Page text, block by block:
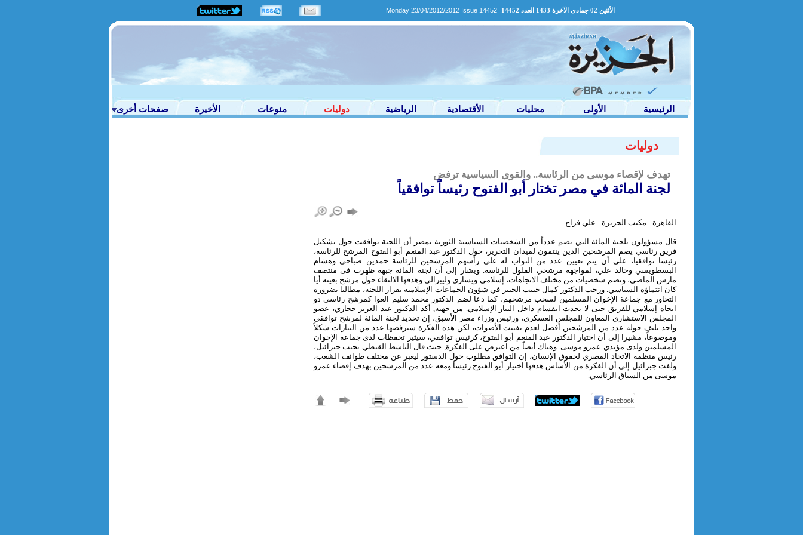
Monday 23/04/2012/2012 Issue 14452 14452 الأثنين 02 جمادى الآخرة 1433 العدد
صفحات أخرى الأخيرة منوعات دوليات الرياضية الأقتصادية محليات الأولى الرئيسية
دوليات
تهدف لإقصاء موسى من الرئاسة.. والقوى السياسية ترفض
لجنة المائة في مصر تختار أبو الفتوح رئيساً توافقياً
القاهرة - مكتب الجزيرة - علي فراج:
قال مسؤولون بلجنة المائة التي تضم عدداً من الشخصيات السياسية الثورية بمصر أن اللجنة توافقت حول تشكيل
فريق رئاسي يضم المرشحين الذين ينتمون لميدان التحرير، حول الدكتور عبد المنعم أبو الفتوح المرشح للرئاسة،
رئيسا توافقيا، على أن يتم تعيين عدد من النواب له على رأسهم المرشحين للرئاسة حمدين صباحي وهشام
البسطويسي وخالد علي، لمواجهة مرشحي الفلول للرئاسة. ويشار إلى أن لجنة المائة جبهة ظهرت فى منتصف
مارس الماضي، وتضم شخصيات من مختلف الاتجاهات، إسلامي ويساري وليبرالي وهدفها الالتقاء حول مرشح بعينه أيا
كان انتماؤه السياسي. ورحب الدكتور كمال حبيب الخبير في شؤون الجماعات الإسلامية بقرار اللجنة، مطالبا بضرورة
التحاور مع جماعة الإخوان المسلمين لسحب مرشحهم، كما دعا لضم الدكتور محمد سليم العوا كمرشح رئاسي ذو
اتجاه إسلامي للفريق حتى لا يحدث انقسام داخل التيار الإسلامي. من جهته, أكد الدكتور عبد العزيز حجازي، عضو
المجلس الاستشاري المعاون للمجلس العسكري، ورئيس وزراء مصر الأسبق، إن تحديد لجنة المائة لمرشح توافقي
واحد يلتف حوله عدد من المرشحين أفضل لعدم تفتيت الأصوات، لكن هذه الفكرة سيرفضها عدد من التيارات شكلاً
وموضوعاً، مشيرا إلى أن اختيار الدكتور عبد المنعم أبو الفتوح، كرئيس توافقي، سيثير تحفظات لدى جماعة الإخوان
المسلمين ولدى مؤيدي عمرو موسى. وهناك أيضاً من اعترض على الفكرة, حيث قال الناشط القبطي نجيب جبرائيل،
رئيس منظمة الاتحاد المصري لحقوق الإنسان، إن التوافق مطلوب حول الدستور ليعبر عن مختلف طوائف الشعب،
ولفت جبرائيل إلى أن الفكرة من الأساس هدفها اختيار أبو الفتوح رئيساً ومعه عدد من المرشحين بهدف إقصاء عمرو
موسى من السباق الرئاسي.